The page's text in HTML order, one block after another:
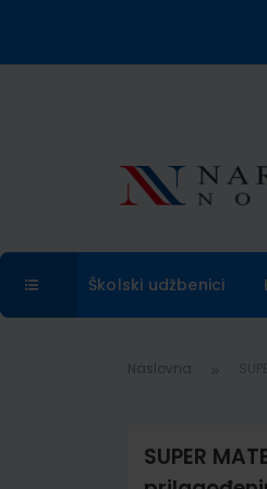
Školski udžbenici
Naslovna
SUPER